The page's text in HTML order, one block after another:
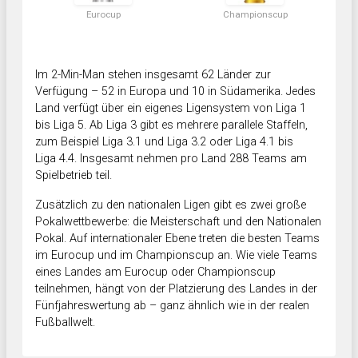
Eurocup Championscup
Im 2-Min-Man stehen insgesamt 62 Länder zur
Verfügung – 52 in Europa und 10 in Südamerika. Jedes
Land verfügt über ein eigenes Ligensystem von Liga 1
bis Liga 5. Ab Liga 3 gibt es mehrere parallele Staffeln,
zum Beispiel Liga 3.1 und Liga 3.2 oder Liga 4.1 bis
Liga 4.4. Insgesamt nehmen pro Land 288 Teams am
Spielbetrieb teil.
Zusätzlich zu den nationalen Ligen gibt es zwei große
Pokalwettbewerbe: die Meisterschaft und den Nationalen
Pokal. Auf internationaler Ebene treten die besten Teams
im Eurocup und im Championscup an. Wie viele Teams
eines Landes am Eurocup oder Championscup
teilnehmen, hängt von der Platzierung des Landes in der
Fünfjahreswertung ab – ganz ähnlich wie in der realen
Fußballwelt.